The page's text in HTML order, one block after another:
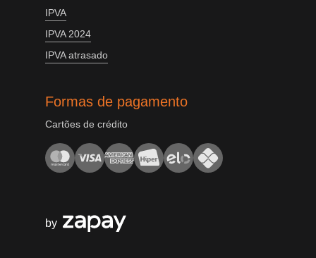
IPVA
IPVA 2024
IPVA atrasado
Formas de pagamento
Cartões de crédito
by